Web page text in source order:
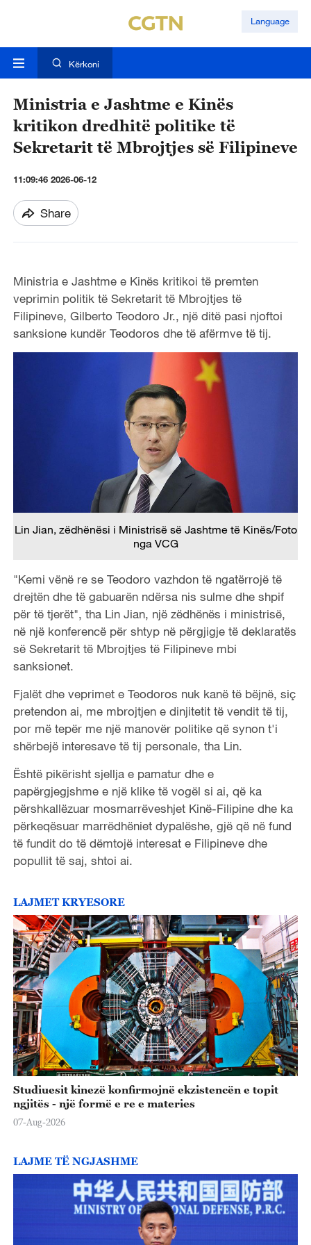
Language
Kërkoni
Ministria e Jashtme e Kinës
kritikon dredhitë politike të
Sekretarit të Mbrojtjes së Filipineve
11:09:46 2026-06-12
Share
Ministria e Jashtme e Kinës kritikoi të premten
veprimin politik të Sekretarit të Mbrojtjes të
Filipineve, Gilberto Teodoro Jr., një ditë pasi njoftoi
sanksione kundër Teodoros dhe të afërmve të tij.
Lin Jian, zëdhënësi i Ministrisë së Jashtme të Kinës/Foto
nga VCG
"Kemi vënë re se Teodoro vazhdon të ngatërrojë të
drejtën dhe të gabuarën ndërsa nis sulme dhe shpif
për të tjerët", tha Lin Jian, një zëdhënës i ministrisë,
në një konferencë për shtyp në përgjigje të deklaratës
së Sekretarit të Mbrojtjes të Filipineve mbi
sanksionet.
Fjalët dhe veprimet e Teodoros nuk kanë të bëjnë, siç
pretendon ai, me mbrojtjen e dinjitetit të vendit të tij,
por më tepër me një manovër politike që synon t'i
shërbejë interesave të tij personale, tha Lin.
Është pikërisht sjellja e pamatur dhe e
papërgjegjshme e një klike të vogël si ai, që ka
përshkallëzuar mosmarrëveshjet Kinë-Filipine dhe ka
përkeqësuar marrëdhëniet dypalëshe, gjë që në fund
të fundit do të dëmtojë interesat e Filipineve dhe
popullit të saj, shtoi ai.
LAJMET KRYESORE
Studiuesit kinezë konfirmojnë ekzistencën e topit
ngjitës - një formë e re e materies
07-Aug-2026
LAJME TË NGJASHME